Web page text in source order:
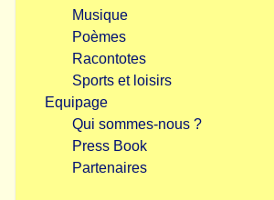
Musique
Poèmes
Racontotes
Sports et loisirs
Equipage
Qui sommes-nous ?
Press Book
Partenaires